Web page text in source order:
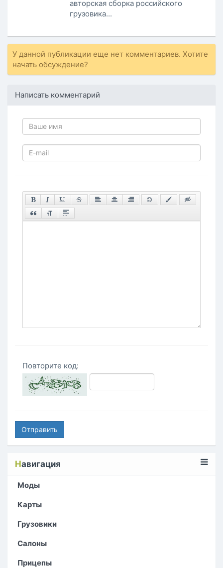
авторская сборка российского
грузовика...
У данной публикации еще нет комментариев. Хотите
начать обсуждение?
Написать комментарий
Повторите код:
Отправить
Навигация
Моды
Карты
Грузовики
Салоны
Прицепы